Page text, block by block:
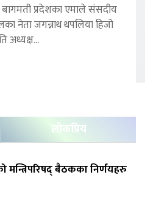
बागमती प्रदेशका एमाले संसदीय
नेता जगन्नाथ थपलिया हिजो
अध्यक्ष...
लोकप्रिय
बैठकका निर्णयहरु